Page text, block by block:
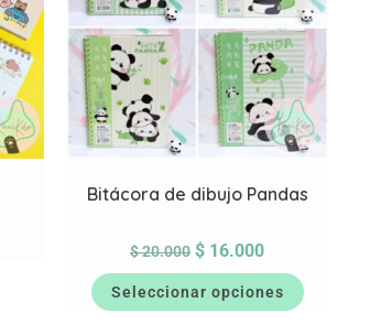
Bitácora de dibujo Pandas
$20.000 $ 16.000
Seleccionar opciones